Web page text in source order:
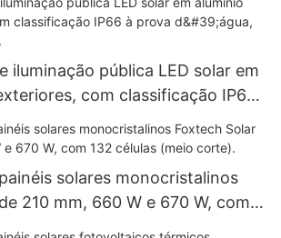
iluminação pública LED solar em
com classificação IP66
80W e 100W.
solares monocristalinos
210 mm, 660 W e 670 W, com
corte).